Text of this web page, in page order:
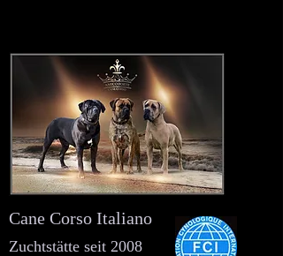
Cane Corso Italiano
Zuchtstätte seit 2008